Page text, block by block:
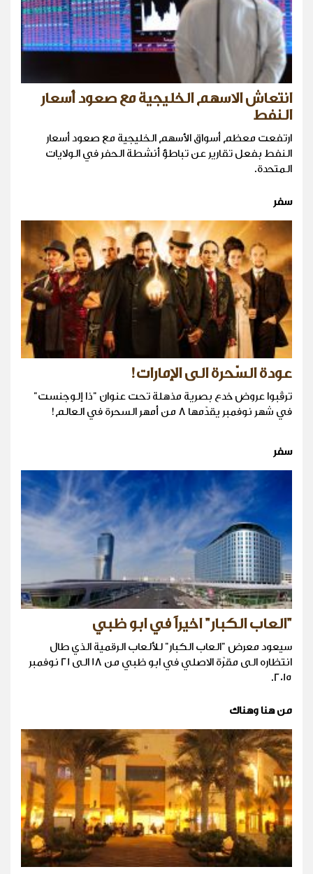
انتعاش الاسهم الخليجية مع صعود أسعار
النفط
ارتفعت معظم أسواق الأسهم الخليجية مع صعود أسعار
النفط بفعل تقارير عن تباطؤ أنشطة الحفر في الولايات
المتحدة.
سفر
عودة السّحرة الى الإمارات!
ترقّبوا عروض خدع بصرية مذهلة تحت عنوان "ذا إلوجنست"
في شهر نوفمبر يقدّمها 8 من أمهر السحرة في العالم!
سفر
"العاب الكبار" اخيراً في ابو ظبي
سيعود معرض "العاب الكبار" للألعاب الرقمية الذي طال
انتظاره الى مقرّة الاصلي في ابو ظبي من 18 الى 21 نوفمبر
2015.
من هنا وهناك